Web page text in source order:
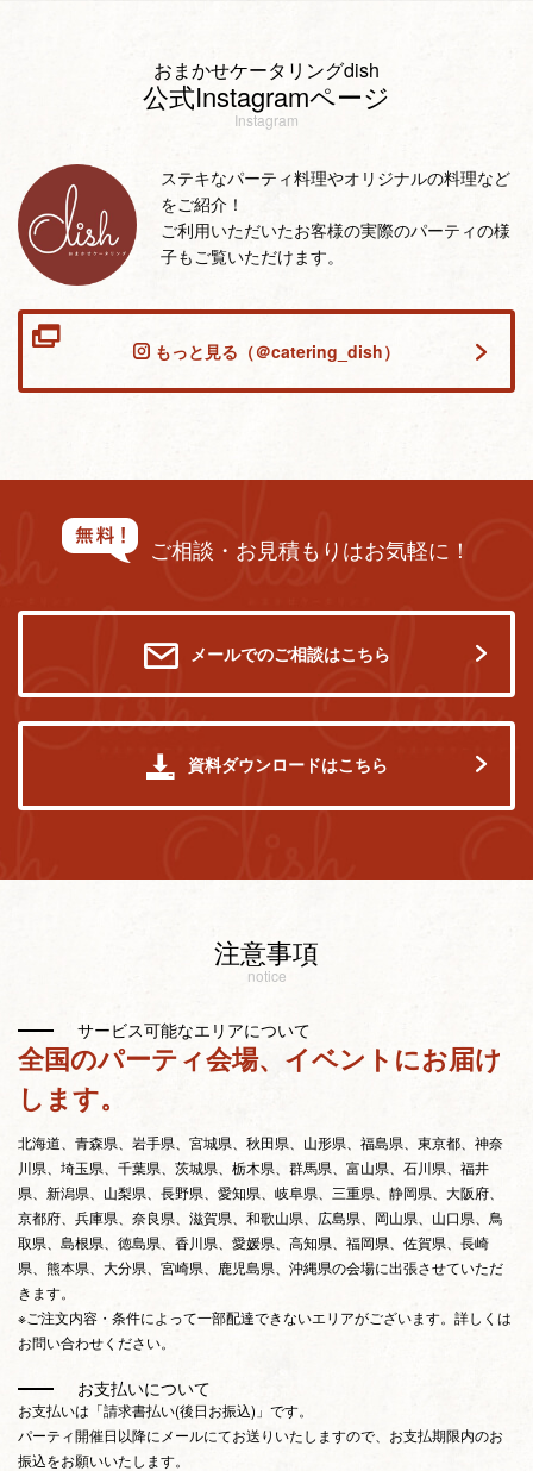
おまかせケータリングdish
公式Instagramページ
Instagram
ステキなパーティ料理やオリジナルの料理など
をご紹介！
ご利用いただいたお客様の実際のパーティの様
子もご覧いただけます。
もっと見る（＠catering_dish）
ご相談・お見積もりはお気軽に！
メールでのご相談はこちら
資料ダウンロードはこちら
注意事項
notice
サービス可能なエリアについて
全国のパーティ会場、イベントにお届け
します。
北海道、青森県、岩手県、宮城県、秋田県、山形県、福島県、東京都、神奈
川県、埼玉県、千葉県、茨城県、栃木県、群馬県、富山県、石川県、福井
県、新潟県、山梨県、長野県、愛知県、岐阜県、三重県、静岡県、大阪府、
京都府、兵庫県、奈良県、滋賀県、和歌山県、広島県、岡山県、山口県、鳥
取県、島根県、徳島県、香川県、愛媛県、高知県、福岡県、佐賀県、長崎
県、熊本県、大分県、宮崎県、鹿児島県、沖縄県の会場に出張させていただ
きます。
※ご注文内容・条件によって一部配達できないエリアがございます。詳しくは
お問い合わせください。
お支払いについて
お支払いは「請求書払い(後日お振込)」です。
パーティ開催日以降にメールにてお送りいたしますので、お支払期限内のお
振込をお願いいたします。